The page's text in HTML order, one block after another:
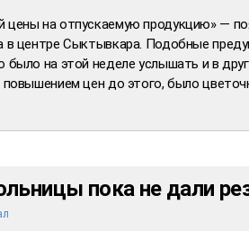
на отпускаемую продукцию» —
в центре Сыктывкара. Подобные
на этой неделе услышать и в
цен до этого, было
пока не дали